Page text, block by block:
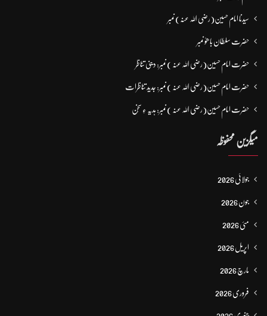
سیدنا امام حسین(رضی اللہ عنہ) نمبر
حضرت سلطان باھوؒ نمبر
حضرت امام حسین(رضی اللہ عنہ ) نمبر: دینی تناظر
حضرت امام حسین(رضی اللہ عنہ ) نمبر: جدید تناظرات
حضرت امام حسین(رضی اللہ عنہ ) نمبر: ہدیہ ءِ سُخن
میگزین محفوظہ
جولائی 2026
جون 2026
مئی 2026
اپریل 2026
مارچ 2026
فروری 2026